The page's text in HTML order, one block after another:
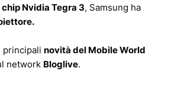
Nvidia Tegra 3, Samsung ha
principali novità del Mobile World
network Bloglive.